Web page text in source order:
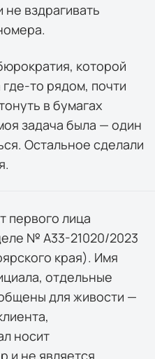
не вздрагивать
которой
то рядом, почти
в бумагах
задача была — один
Остальное сделали
первого лица
№ А33-21020/2023
края). Имя
отдельные
для живости —
носит
и не является